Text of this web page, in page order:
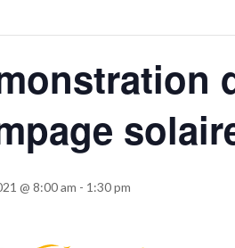
@ 8:00 am - 1:30 pm